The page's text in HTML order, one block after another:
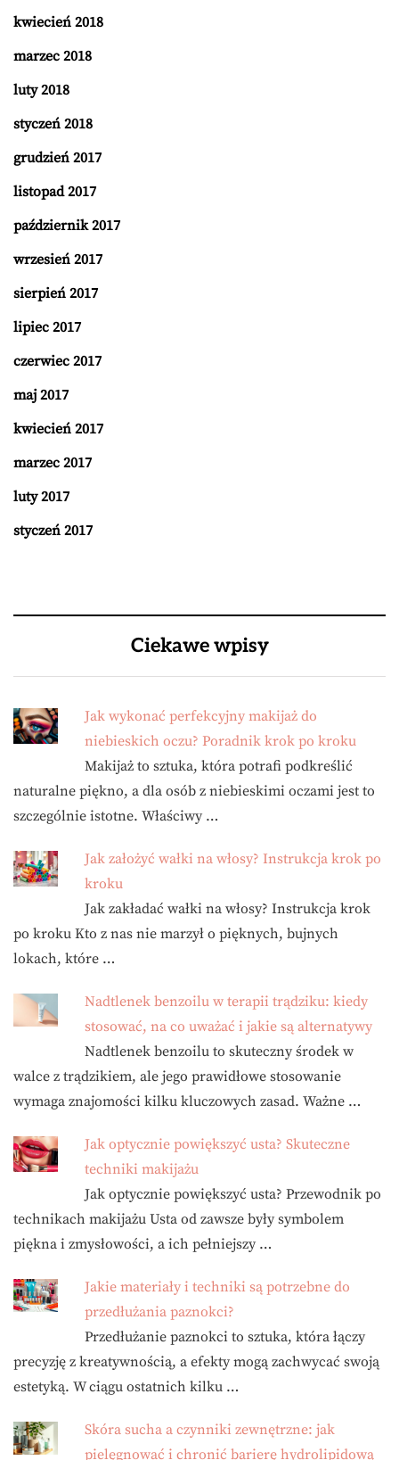
kwiecień 2018
marzec 2018
luty 2018
styczeń 2018
grudzień 2017
listopad 2017
październik 2017
wrzesień 2017
sierpień 2017
lipiec 2017
czerwiec 2017
maj 2017
kwiecień 2017
marzec 2017
luty 2017
styczeń 2017
Ciekawe wpisy
Jak wykonać perfekcyjny makijaż do
niebieskich oczu? Poradnik krok po kroku
Makijaż to sztuka, która potrafi podkreślić
naturalne piękno, a dla osób z niebieskimi oczami jest to
szczególnie istotne. Właściwy …
Jak założyć wałki na włosy? Instrukcja krok po
kroku
Jak zakładać wałki na włosy? Instrukcja krok
po kroku Kto z nas nie marzył o pięknych, bujnych
lokach, które …
Nadtlenek benzoilu w terapii trądziku: kiedy
stosować, na co uważać i jakie są alternatywy
Nadtlenek benzoilu to skuteczny środek w
walce z trądzikiem, ale jego prawidłowe stosowanie
wymaga znajomości kilku kluczowych zasad. Ważne …
Jak optycznie powiększyć usta? Skuteczne
techniki makijażu
Jak optycznie powiększyć usta? Przewodnik po
technikach makijażu Usta od zawsze były symbolem
piękna i zmysłowości, a ich pełniejszy …
Jakie materiały i techniki są potrzebne do
przedłużania paznokci?
Przedłużanie paznokci to sztuka, która łączy
precyzję z kreatywnością, a efekty mogą zachwycać swoją
estetyką. W ciągu ostatnich kilku …
Skóra sucha a czynniki zewnętrzne: jak
pielęgnować i chronić barierę hydrolipidową